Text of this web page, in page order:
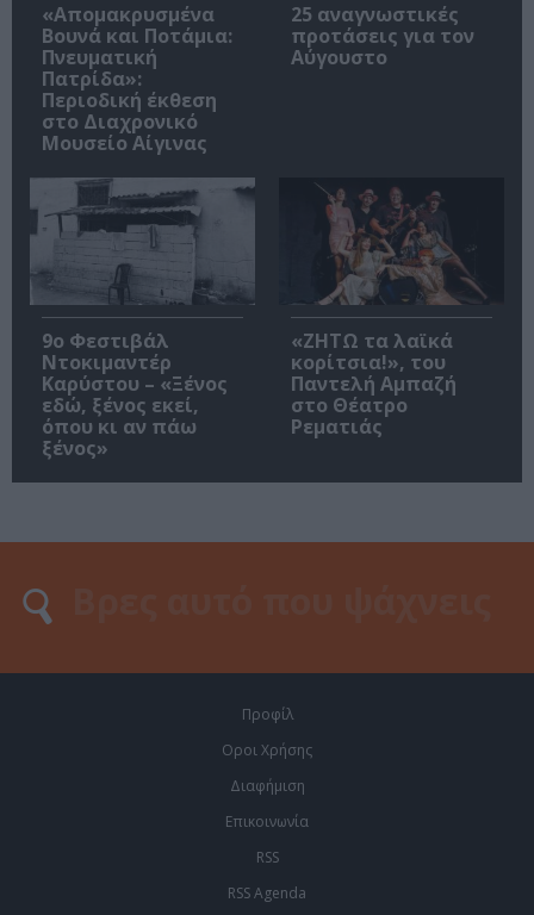
«Απομακρυσμένα
Βουνά και Ποτάμια:
Πνευματική
Πατρίδα»:
Περιοδική έκθεση
στο Διαχρονικό
Μουσείο Αίγινας
25 αναγνωστικές
προτάσεις για τον
Αύγουστο
9ο Φεστιβάλ
Ντοκιμαντέρ
Καρύστου – «Ξένος
εδώ, ξένος εκεί,
όπου κι αν πάω
ξένος»
«ΖΗΤΩ τα λαϊκά
κορίτσια!», του
Παντελή Αμπαζή
στο Θέατρο
Ρεματιάς
Προφίλ
Οροι Χρήσης
Διαφήμιση
Επικοινωνία
RSS
RSS Agenda